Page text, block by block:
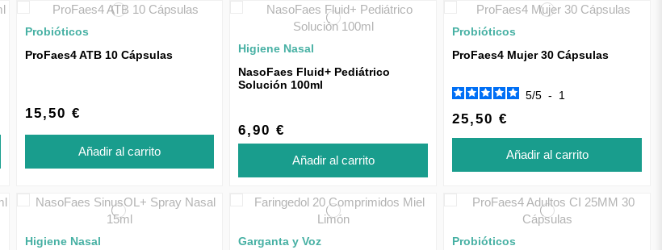
Probióticos
ProFaes4 ATB 10 Cápsulas
15,50 €
Añadir al carrito
Higiene Nasal
NasoFaes Fluid+ Pediátrico
Solución 100ml
6,90 €
Añadir al carrito
Probióticos
ProFaes4 Mujer 30 Cápsulas
5/5 - 1
25,50 €
Añadir al carrito
Higiene Nasal
Garganta y Voz
Probióticos